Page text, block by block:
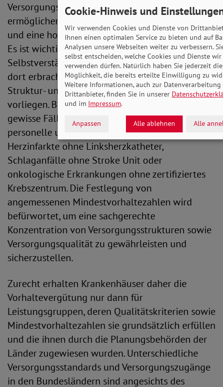
Versorgungsstandards bundesweit zu
ermöglichen, die Patientensicherheit zu stärken
und eine hohe Behandlungsqualität zu fördern.
Es ist wichtig und letztlich eine
Selbstverständlichkeit, dass Leistungen nur noch
dort erbracht werden dürfen, wo geeignete
Struktur- und Prozessqualitätsmerkmale
vorliegen. Bislang behandeln Krankenhäuser
gewisse Fälle zu häufig auch ohne passende
personelle und technische Ausstattung, etwa
Herzinfarkte ohne Linksherzkatheter,
Schlaganfälle ohne Stroke Unit oder
onkologische Erkrankungen ohne zertifiziertes
Krebszentrum. Die Festlegung von
angemessenen Mindestvorhaltezahlen wird
befürwortet, um eine sachgerechte
Konzentration von Versorgungsstrukturen sowie
Versorgungsqualität zu gewährleisten und
sicherzustellen.
Zurecht erhalten Krankenhäuser daher die
Vorhaltevergütung nur dann für
Leistungsgruppen, deren Qualitätskriterien sowie
Mindestvorhaltezahlen sie grundsätzlich erfüllen
und die ihnen durch die Planungsbehörden der
Länder zugewiesen wurden. Unterschiedliche
Versorgungsstandards und Versorgungszugänge
in den Bundesländern sind angesichts des
Cookie-Hinweis und
Wir verwenden Cookies und Dienste von
Ihnen einen optimalen Service zu bieten und auf
Analysen unsere Webseiten weiter zu verbessern.
selbst entscheiden, welche Cookies und Dienste wir
verwenden dürfen. Natürlich haben Sie jederzeit die
Möglichkeit, die bereits erteilte Einwilligung zu
Weitere Informationen, auch zur
Drittanbieter, finden Sie in unserer
und im Impressum.
Anpassen Alle ablehnen Alle